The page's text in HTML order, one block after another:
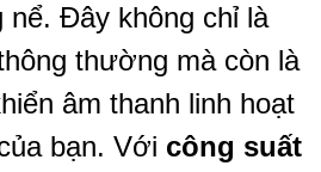
nể. Đây không chỉ là
thường mà còn là
âm thanh linh hoạt
bạn. Với công suất